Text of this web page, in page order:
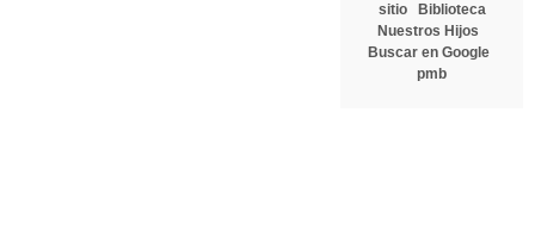
sitio
Biblioteca
Nuestros Hijos
Buscar en Google
pmb